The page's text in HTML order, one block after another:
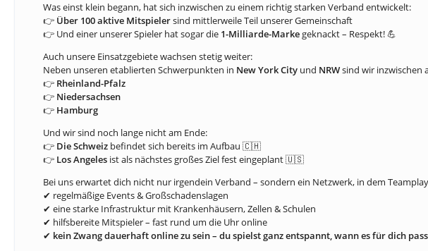
Was einst klein begann, hat sich inzwischen zu einem richtig starken Verband entwickelt:
👉 Über 100 aktive Mitspielersind mittlerweile Teil unserer Gemeinschaft
👉 Und einer unserer Spieler hat sogar die 1-Milliarde-Markegeknackt – Respekt! 💪
Auch unsere Einsatzgebiete wachsen stetig weiter:
Neben unseren etablierten Schwerpunkten in New York City und NRWsind wir inzwischen
👉 Rheinland-Pfalz
👉 Niedersachsen
👉 Hamburg
Und wir sind noch lange nicht am Ende:
👉 Die Schweiz befindet sich bereits im Aufbau 🇨🇭
👉 Los Angeles ist als nächstes großes Ziel fest eingeplant 🇺🇸
Bei uns erwartet dich nicht nur irgendein Verband – sondern ein Netzwerk, in dem
✔ regelmäßige Events & Großschadenslagen
✔ eine starke Infrastruktur mit Krankenhäusern, Zellen & Schulen
✔ hilfsbereite Mitspieler – fast rund um die Uhr online
✔ kein Zwang dauerhaft online zu sein – du spielst ganz entspannt, wann es für dich